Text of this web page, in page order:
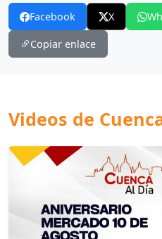
Facebook X
Copiar enlace
Videos de